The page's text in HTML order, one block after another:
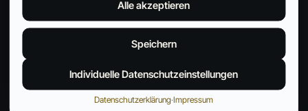
Alle akzeptieren
Speichern
Individuelle Datenschutzeinstellungen
Datenschutzerklärung·Impressum